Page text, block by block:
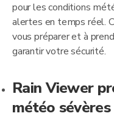
pour les conditions
alertes en temps réel.
vous préparer et à
garantir votre sécurité.
Rain Viewer
météo